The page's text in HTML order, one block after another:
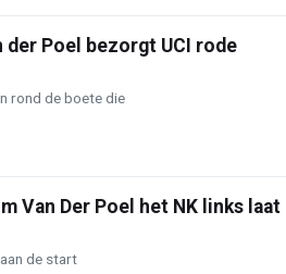
der Poel bezorgt UCI rode
rond de boete die
Van Der Poel het NK links laat
de start